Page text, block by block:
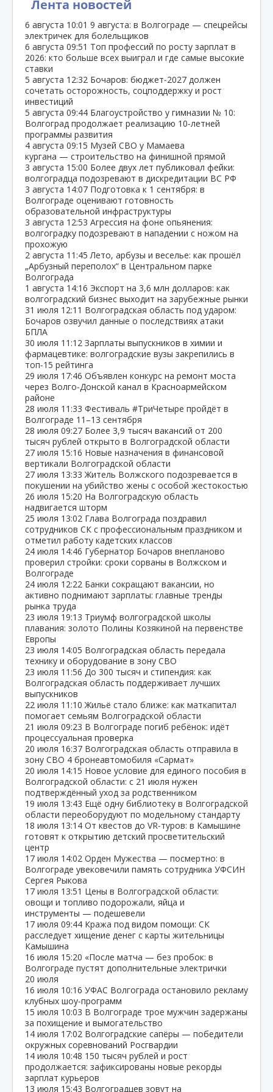
Лента новостей
6 августа 10:01 9 августа: в Волгограде — спецрейсы
электричек для болельщиков
6 августа 09:51 Топ профессий по росту зарплат в
2026: кто больше всех выиграл и где самые высокие
ставки
5 августа 12:32 Бочаров: бюджет‑2027 должен
сочетать осторожность, соцподдержку и рост
инвестиций
5 августа 09:44 Благоустройство у гимназии № 10:
Волгоград продолжает реализацию 10‑летней
программы развития
4 августа 09:15 Музей СВО у Мамаева
кургана — строительство на финишной прямой
3 августа 15:00 Более двух лет публиковал фейки:
волгоградца подозревают в дискредитации ВС РФ
3 августа 14:07 Подготовка к 1 сентября: в
Волгограде оценивают готовность
образовательной инфраструктуры
3 августа 12:53 Агрессия на фоне опьянения:
волгоградку подозревают в нападении с ножом на
прохожую
2 августа 11:45 Лето, арбузы и веселье: как прошёл
„Арбузный переполох“ в Центральном парке
Волгограда
1 августа 14:16 Экспорт на 3,6 млн долларов: как
волгоградский бизнес выходит на зарубежные рынки
31 июля 12:11 Волгоградская область под ударом:
Бочаров озвучил данные о последствиях атаки
БПЛА
30 июля 11:12 Зарплаты выпускников в химии и
фармацевтике: волгоградские вузы закрепились в
топ‑15 рейтинга
29 июля 17:46 Объявлен конкурс на ремонт моста
через Волго‑Донской канал в Красноармейском
районе
28 июля 11:33 Фестиваль #ТриЧетыре пройдёт в
Волгограде 11–13 сентября
28 июля 09:27 Более 3,9 тысяч вакансий от 200
тысяч рублей открыто в Волгоградской области
27 июля 15:16 Новые назначения в финансовой
вертикали Волгоградской области
27 июля 13:33 Житель Волжского подозревается в
покушении на убийство жены с особой жестокостью
26 июля 15:20 На Волгоградскую область
надвигается шторм
25 июля 13:02 Глава Волгограда поздравил
сотрудников СК с профессиональным праздником и
отметил работу кадетских классов
24 июля 14:46 Губернатор Бочаров внепланово
проверил стройки: сроки сорваны в Волжском и
Волгограде
24 июля 12:22 Банки сокращают вакансии, но
активно поднимают зарплаты: главные тренды
рынка труда
23 июля 19:13 Триумф волгоградской школы
плавания: золото Полины Козякиной на первенстве
Европы
23 июля 14:05 Волгоградская область передала
технику и оборудование в зону СВО
23 июля 11:56 До 300 тысяч и стипендия: как
Волгоградская область поддерживает лучших
выпускников
22 июля 11:10 Жильё стало ближе: как маткапитал
помогает семьям Волгоградской области
21 июля 09:23 В Волгограде погиб ребёнок: идёт
процессуальная проверка
20 июля 16:37 Волгоградская область отправила в
зону СВО 4 бронеавтомобиля «Сармат»
20 июля 14:15 Новое условие для единого пособия в
Волгоградской области: с 21 июля нужен
подтверждённый уход за родственником
19 июля 13:43 Ещё одну библиотеку в Волгоградской
области переоборудуют по модельному стандарту
18 июля 13:14 От квестов до VR‑туров: в Камышине
готовят к открытию детский просветительский
центр
17 июля 14:02 Орден Мужества — посмертно: в
Волгограде увековечили память сотрудника УФСИН
Сергея Рыкова
17 июля 13:51 Цены в Волгоградской области:
овощи и топливо подорожали, яйца и
инструменты — подешевели
17 июля 09:44 Кража под видом помощи: СК
расследует хищение денег с карты жительницы
Камышина
16 июля 15:20 «После матча — без пробок: в
Волгограде пустят дополнительные электрички
20 июля
16 июля 10:16 УФАС Волгограда остановило рекламу
клубных шоу‑программ
15 июля 10:03 В Волгограде трое мужчин задержаны
за похищение и вымогательство
14 июля 17:02 Волгоградские сапёры — победители
окружных соревнований Росгвардии
14 июля 10:48 150 тысяч рублей и рост
продолжается: зафиксированы новые рекорды
зарплат курьеров
13 июля 15:43 Волгоградцев зовут на